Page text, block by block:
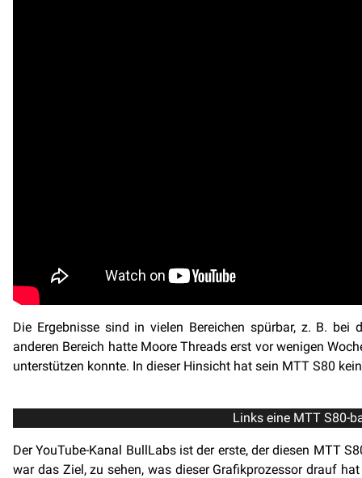
Die Ergebnisse sind in vielen Bereichen spürbar, z. B.
anderen Bereich hatte Moore Threads erst vor wenigen
unterstützen konnte. In dieser Hinsicht hat sein MTT S80
Links eine MTT S80-
Der YouTube-Kanal BullLabs ist der erste, der diesen MTT
war das Ziel, zu sehen, was dieser Grafikprozessor drauf